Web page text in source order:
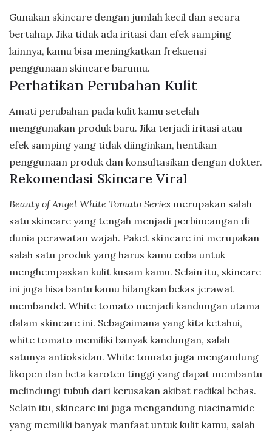
Gunakan skincare dengan jumlah kecil dan secara
bertahap. Jika tidak ada iritasi dan efek samping
lainnya, kamu bisa meningkatkan frekuensi
penggunaan skincare barumu.
Perhatikan Perubahan Kulit
Amati perubahan pada kulit kamu setelah
menggunakan produk baru. Jika terjadi iritasi atau
efek samping yang tidak diinginkan, hentikan
penggunaan produk dan konsultasikan dengan dokter.
Rekomendasi Skincare Viral
Beauty of Angel White Tomato Series merupakan salah
satu skincare yang tengah menjadi perbincangan di
dunia perawatan wajah. Paket skincare ini merupakan
salah satu produk yang harus kamu coba untuk
menghempaskan kulit kusam kamu. Selain itu, skincare
ini juga bisa bantu kamu hilangkan bekas jerawat
membandel. White tomato menjadi kandungan utama
dalam skincare ini. Sebagaimana yang kita ketahui,
white tomato memiliki banyak kandungan, salah
satunya antioksidan. White tomato juga mengandung
likopen dan beta karoten tinggi yang dapat membantu
melindungi tubuh dari kerusakan akibat radikal bebas.
Selain itu, skincare ini juga mengandung niacinamide
yang memiliki banyak manfaat untuk kulit kamu, salah